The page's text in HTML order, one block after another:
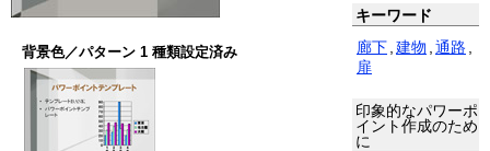
背景色／パターン 1 種類設定済み
キーワード
廊下 建物 通路
扉
印象的なパワーポ
イント作成のため
に